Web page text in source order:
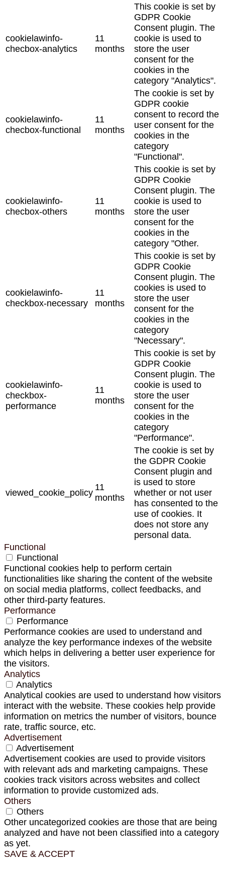
cookielawinfo-
checbox-analytics
11
months
This cookie is set by
GDPR Cookie
Consent plugin. The
cookie is used to
store the user
consent for the
cookies in the
category "Analytics".
cookielawinfo-
checbox-functional
11
months
The cookie is set by
GDPR cookie
consent to record the
user consent for the
cookies in the
category
"Functional".
cookielawinfo-
checbox-others
11
months
This cookie is set by
GDPR Cookie
Consent plugin. The
cookie is used to
store the user
consent for the
cookies in the
category "Other.
cookielawinfo-
checkbox-necessary
11
months
This cookie is set by
GDPR Cookie
Consent plugin. The
cookies is used to
store the user
consent for the
cookies in the
category
"Necessary".
cookielawinfo-
checkbox-
performance
11
months
This cookie is set by
GDPR Cookie
Consent plugin. The
cookie is used to
store the user
consent for the
cookies in the
category
"Performance".
viewed_cookie_policy
11
months
The cookie is set by
the GDPR Cookie
Consent plugin and
is used to store
whether or not user
has consented to the
use of cookies. It
does not store any
personal data.
Functional
Functional
Functional cookies help to perform certain
functionalities like sharing the content of the website
on social media platforms, collect feedbacks, and
other third-party features.
Performance
Performance
Performance cookies are used to understand and
analyze the key performance indexes of the website
which helps in delivering a better user experience for
the visitors.
Analytics
Analytics
Analytical cookies are used to understand how visitors
interact with the website. These cookies help provide
information on metrics the number of visitors, bounce
rate, traffic source, etc.
Advertisement
Advertisement
Advertisement cookies are used to provide visitors
with relevant ads and marketing campaigns. These
cookies track visitors across websites and collect
information to provide customized ads.
Others
Others
Other uncategorized cookies are those that are being
analyzed and have not been classified into a category
as yet.
SAVE & ACCEPT